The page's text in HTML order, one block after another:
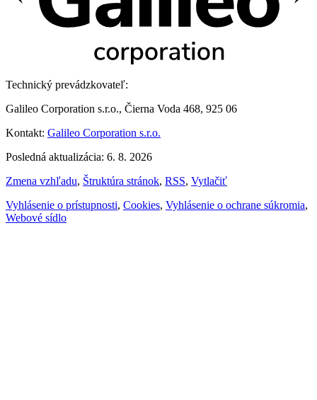
Technický prevádzkovateľ:
Galileo Corporation s.r.o., Čierna Voda 468, 925 06
Kontakt: Galileo Corporation s.r.o.
Posledná aktualizácia: 6. 8. 2026
Zmena vzhľadu, Štruktúra stránok, RSS, Vytlačiť
Vyhlásenie o prístupnosti, Cookies, Vyhlásenie o ochrane súkromia,
Webové sídlo